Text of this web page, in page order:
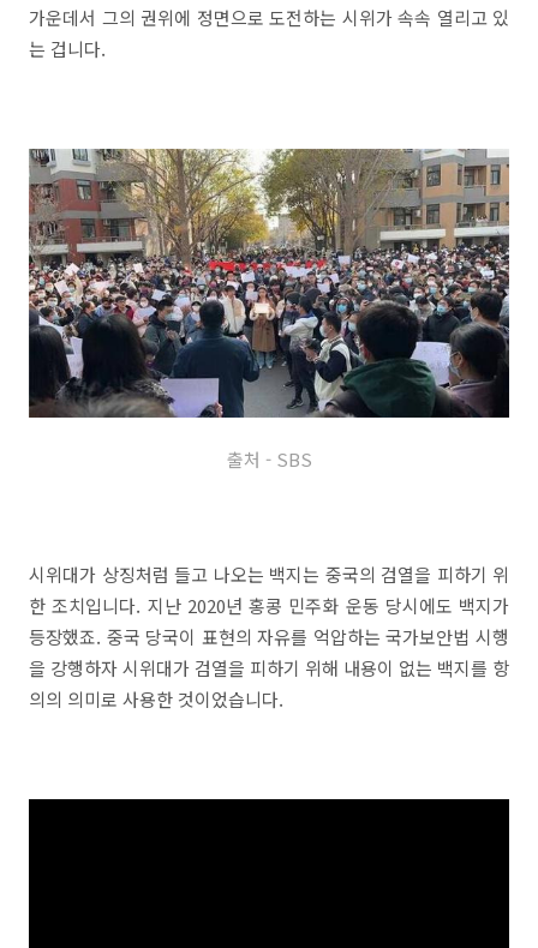
가운데서 그의 권위에 정면으로 도전하는 시위가 속속 열리고 있
는 겁니다.
출처 - SBS
시위대가 상징처럼 들고 나오는 백지는 중국의 검열을 피하기 위
한 조치입니다. 지난 2020년 홍콩 민주화 운동 당시에도 백지가
등장했죠. 중국 당국이 표현의 자유를 억압하는 국가보안법 시행
을 강행하자 시위대가 검열을 피하기 위해 내용이 없는 백지를 항
의의 의미로 사용한 것이었습니다.